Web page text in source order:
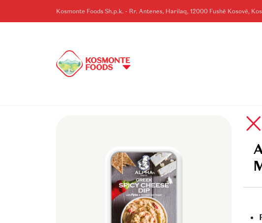
Kosmonte Foods Sh.p.k. - Rr. Antenes, Harilaq, 12000 Fushë Kosovë,
HOME>BRENDET